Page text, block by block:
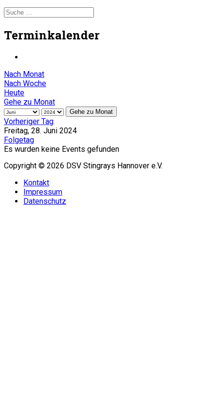
Terminkalender
Nach Monat
Nach Woche
Heute
Gehe zu Monat
Gehe zu Monat
Vorheriger Tag
Freitag, 28. Juni 2024
Folgetag
Es wurden keine Events gefunden
Copyright © 2026 DSV Stingrays Hannover e.V.
Kontakt
Impressum
Datenschutz